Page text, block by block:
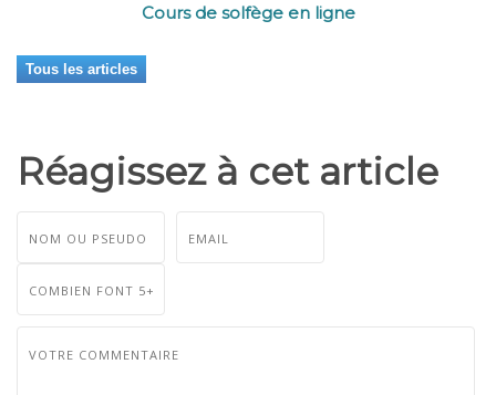
Cours de solfège en ligne
Tous les articles
Réagissez à cet article